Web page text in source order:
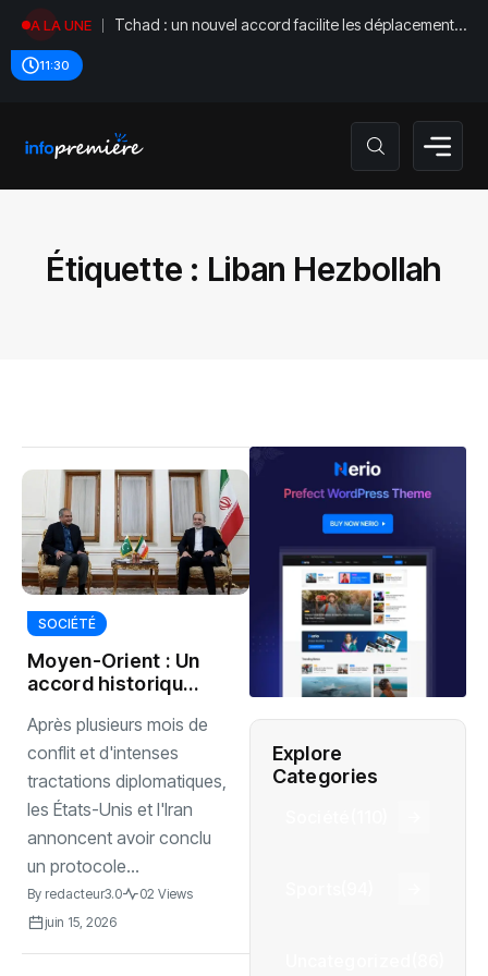
A LA UNE
Tchad : un nouvel accord facilite les déplacements
11:30
Étiquette : Liban Hezbollah
SOCIÉTÉ
Moyen-Orient : Un
accord historique
paix
Après plusieurs mois de
conflit et d'intenses
tractations diplomatiques,
les États-Unis et l'Iran
annoncent avoir conclu
un protocole...
By redacteur3.0
02 Views
juin 15, 2026
Explore
Categories